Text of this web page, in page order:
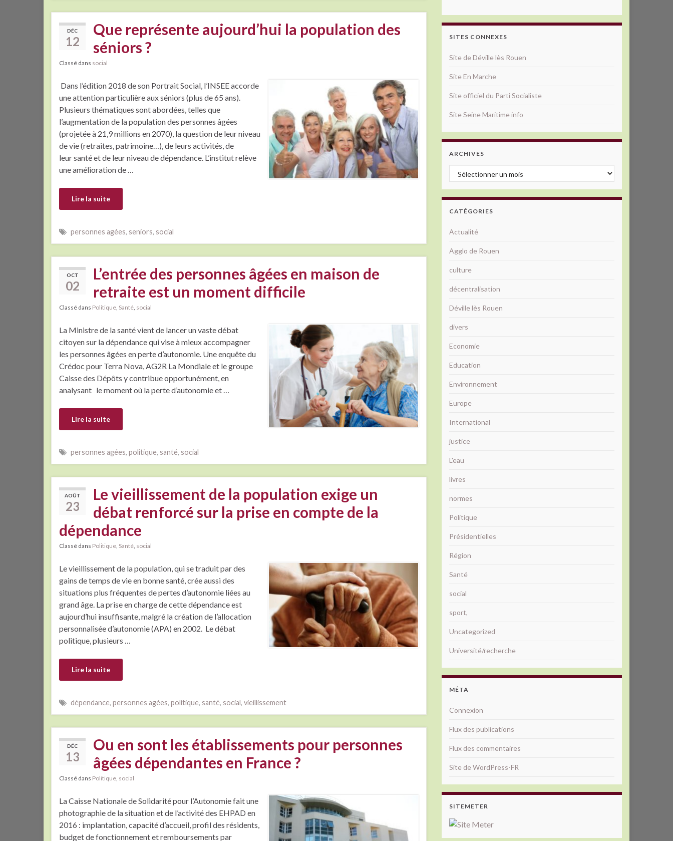
DÉC
12
Que représente aujourd’hui la population des
séniors ?
Classé dans social
Dans l’édition 2018 de son Portrait Social, l’INSEE accorde
une attention particulière aux séniors (plus de 65 ans).
Plusieurs thématiques sont abordées, telles que
l’augmentation de la population des personnes âgées
(projetée à 21,9 millions en 2070), la question de leur niveau
de vie (retraites, patrimoine…), de leurs activités, de
leur santé et de leur niveau de dépendance. L’institut relève
une amélioration de …
Lire la suite
personnes agées, seniors, social
OCT
02
L’entrée des personnes âgées en maison de
retraite est un moment difficile
Classé dans Politique, Santé, social
La Ministre de la santé vient de lancer un vaste débat
citoyen sur la dépendance qui vise à mieux accompagner
les personnes âgées en perte d’autonomie. Une enquête du
Crédoc pour Terra Nova, AG2R La Mondiale et le groupe
Caisse des Dépôts y contribue opportunément, en
analysant le moment où la perte d’autonomie et …
Lire la suite
personnes agées, politique, santé, social
AOÛT
23
Le vieillissement de la population exige un
débat renforcé sur la prise en compte de la
dépendance
Classé dans Politique, Santé, social
Le vieillissement de la population, qui se traduit par des
gains de temps de vie en bonne santé, crée aussi des
situations plus fréquentes de pertes d’autonomie liées au
grand âge. La prise en charge de cette dépendance est
aujourd’hui insuffisante, malgré la création de l’allocation
personnalisée d’autonomie (APA) en 2002. Le débat
politique, plusieurs …
Lire la suite
dépendance, personnes agées, politique, santé, social, vieillissement
DÉC
13
Ou en sont les établissements pour personnes
âgées dépendantes en France ?
Classé dans Politique, social
La Caisse Nationale de Solidarité pour l’Autonomie fait une
photographie de la situation et de l’activité des EHPAD en
2016 : implantation, capacité d’accueil, profil des résidents,
budget de fonctionnement et remboursements par
SITES CONNEXES
Site de Déville lès Rouen
Site En Marche
Site officiel du Parti Socialiste
Site Seine Maritime info
ARCHIVES
Archives
CATÉGORIES
Actualité
Agglo de Rouen
culture
décentralisation
Déville lès Rouen
divers
Economie
Education
Environnement
Europe
International
justice
L'eau
livres
normes
Politique
Présidentielles
Région
Santé
social
sport,
Uncategorized
Université/recherche
MÉTA
Connexion
Flux des publications
Flux des commentaires
Site de WordPress-FR
SITEMETER